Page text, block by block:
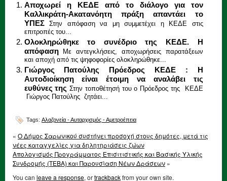
Αποχωρεί η ΚΕΔΕ από το διάλογο για τον
Καλλικράτη-Ακατανόητη πράξη απαντάει το
ΥΠΕΣ
Στην απόφαση να μη συμμετέχει η ΚΕΔΕ στις
επιτροπές του...
Ολοκληρώθηκε το συνέδριο της ΚΕΔΕ. Η
απόφαση
Με αντεγκλήσεις, αποχωρήσεις παρατάξεων
και αποχή από τις ψηφοφορίες ολοκληρώθηκε...
Γιώργος Πατούλης Πρόεδρος ΚΕΔΕ : Η
Αυτοδιοίκηση είναι έτοιμη να αναλάβει τις
ευθύνες της Στην τοποθέτησή του ο Πρόεδρος της ΚΕΔΕ
Γιώργος Πατούλης ζητάει...
Tags: Αλαζονεία - Αυταρχισμός - Αμετροέπεια
« Ο Δήμος Σαρωνικού συστήνει προσοχή στους δημότες, μετά τις
νέες καταγγελίες για δηλητηριάσεις ζώων
Απολογισμός Προγράμματος Επισιτιστικής και Βασικής Υλικής
Συνδρομής (ΤΕΒΑ) και Παρουσίαση Νέων Δράσεων »
You can leave a response, ortrackbackfrom your own site.